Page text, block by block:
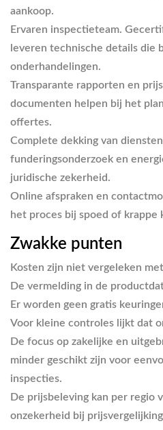
aankoop.
Ervaren inspectieteam.
leveren technische details die
onderhandelingen.
Transparante rapporten en
documenten helpen bij het
offertes.
Complete dekking van
funderingsonderzoek en
juridische zekerheid.
Online afspraken en
het proces bij spoed of krappe
Zwakke punten
Kosten zijn niet vergeleken
De vermelding in de
Er worden geen gratis
Voor kleine controles lijkt dat
De focus op zakelijke en
minder geschikt zijn voor
inspecties.
De prijsbeleving kan per regio
onzekerheid bij